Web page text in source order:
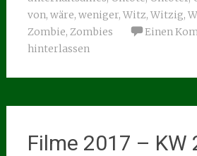
von, wäre, weniger, Witz, Witzig,
Zombie, Zombies
Einen
hinterlassen
Filme 2017 – KW